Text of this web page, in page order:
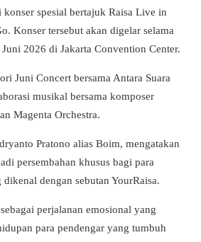
spesial bertajuk Raisa Live in
Konser tersebut akan digelar selama
2026 di Jakarta Convention Center.
Juni Concert bersama Antara Suara
musikal bersama komposer
Magenta Orchestra.
Pratono alias Boim, mengatakan
persembahan khusus bagi para
dengan sebutan YourRaisa.
perjalanan emosional yang
para pendengar yang tumbuh